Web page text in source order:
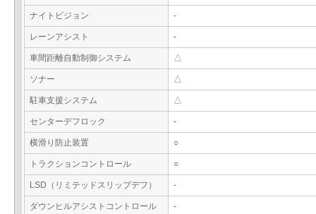
ナイトビジョン -
レーンアシスト -
車間距離自動制御システム △
ソナー △
駐車支援システム △
センターデフロック -
横滑り防止装置 ○
トラクションコントロール ○
LSD（リミテッドスリップデフ） -
ダウンヒルアシストコントロール -